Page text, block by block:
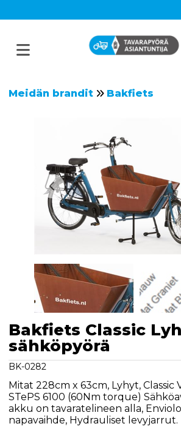
Meidän brandit Bakfiets
Bakfiets Classic
sähköpyörä
BK-0282
Mitat 228cm x 63cm, Lyhyt, Classic
STePS 6100 (60Nm torque)
akku on tavaratelineen alla,
napavaihde, Hydrauliset